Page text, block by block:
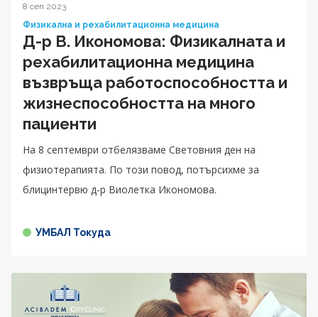
8 сеп 2023
Физикална и рехабилитационна медицина
Д-р В. Икономова: Физикалната и
рехабилитационна медицина
възвръща работоспособността и
жизнеспособността на много
пациенти
На 8 септември отбелязваме Световния ден на
физиотерапията. По този повод, потърсихме за
блицинтервю д-р Виолетка Икономова.
УМБАЛ Токуда